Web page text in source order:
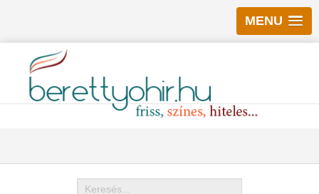
MENU
Keresés